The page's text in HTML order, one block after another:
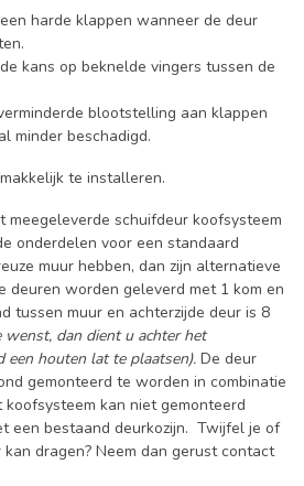
harde klappen wanneer de deur
kans op beknelde vingers tussen de
blootstelling aan klappen
minder beschadigd.
te installeren.
meegeleverde schuifdeur koofsysteem
onderdelen voor een standaard
muur hebben, dan zijn alternatieve
deuren worden geleverd met 1 kom en
tussen muur en achterzijde deur is 8
wenst, dan dient u achter het
een houten lat te plaatsen). De deur
gemonteerd te worden in combinatie
kan niet gemonteerd
een bestaand deurkozijn. Twijfel je of
dragen? Neem dan gerust contact